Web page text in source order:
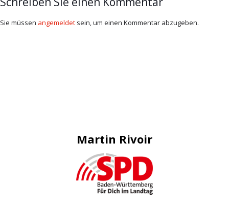
Sie müssen angemeldet sein, um einen Kommentar abzugeben.
Martin Rivoir